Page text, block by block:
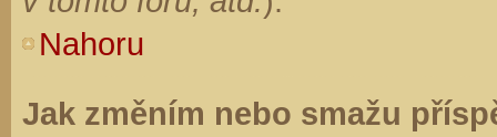
Nahoru
Jak změním nebo smažu